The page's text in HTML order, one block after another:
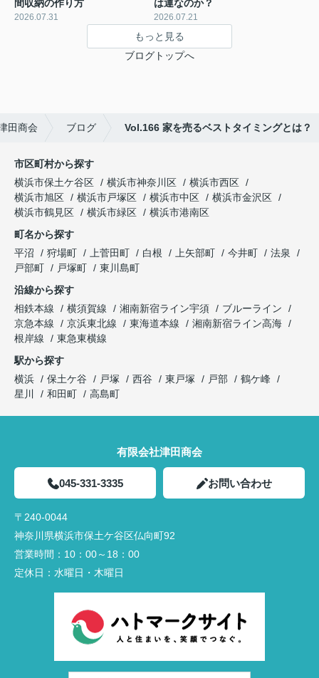
間収納の作り方
2026.07.31
は運なのか？
2026.07.21
もっと見る
ブログトップへ
田商会 ブログ Vol.166 家を売るベストタイミングとは？
市区町村から探す
横浜市保土ケ谷区
横浜市神奈川区
横浜市西区
横浜市旭区
横浜市戸塚区 横浜市中区
横浜市金沢区
横浜市鶴見区
横浜市緑区
横浜市港南区
町名から探す
平沼
狩場町 上菅田町 白根 上矢部町 今井町
法泉
戸部町
戸塚町
東川島町
沿線から探す
相鉄本線
横須賀線 湘南新宿ライン宇須
ブルーライン
京急本線
京浜東北線 東海道本線
湘南新宿ライン高海
根岸線
東急東横線
駅から探す
横浜
保土ケ谷 戸塚 西谷 東戸塚 戸部
鶴ケ峰
星川
和田町 高島町
有限会社津田商会
045-331-3335 お問い合わせ
〒240-0044
神奈川県横浜市保土ケ谷区仏向町92
営業時間： 10：00～18：00
定休日： 水曜日・木曜日